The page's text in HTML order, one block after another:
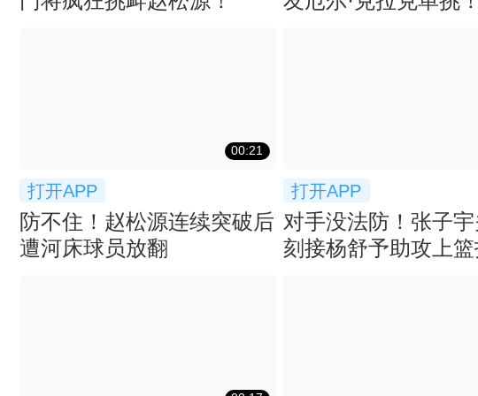
00:21
打开APP
防不住！赵松源连续突破后
遭河床球员放翻
打开APP
对手没法防！张子
刻接杨舒予助攻上